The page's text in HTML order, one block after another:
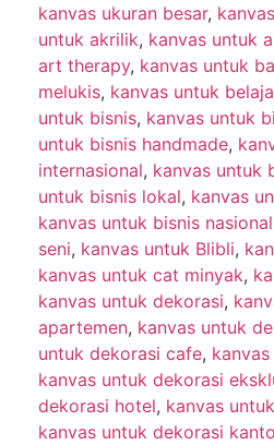
kanvas ukuran besar,
untuk akrilik, kanvas untuk
art therapy, kanvas untuk
melukis, kanvas untuk
untuk bisnis, kanvas untuk
untuk bisnis handmade,
internasional, kanvas untuk
untuk bisnis lokal, kanvas
kanvas untuk bisnis nasional
seni, kanvas untuk Blibli,
kanvas untuk cat minyak,
kanvas untuk dekorasi,
apartemen, kanvas untuk
untuk dekorasi cafe,
kanvas untuk dekorasi
dekorasi hotel, kanvas
kanvas untuk dekorasi